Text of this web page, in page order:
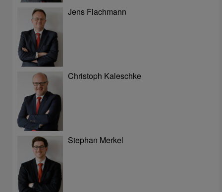
Jens Flachmann
Christoph Kaleschke
Stephan Merkel